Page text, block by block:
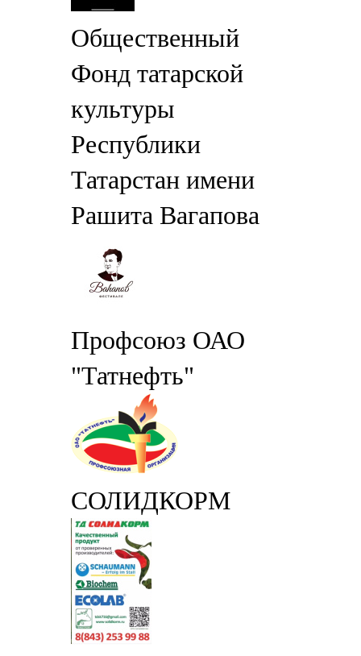
Общественный
Фонд татарской
культуры
Республики
Татарстан имени
Рашита Вагапова
Профсоюз ОАО
"Татнефть"
СОЛИДКОРМ